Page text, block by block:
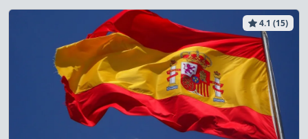
4.1 (15)